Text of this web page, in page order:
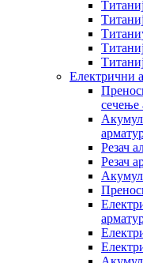
Електрични
сечење
Резач
Резач